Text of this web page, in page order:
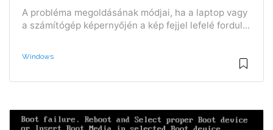
A probléma megoldásának módjai, ha a laptop vagy
a számítógép képernyőjén a kép fejjel lefelé fordul...
Windows